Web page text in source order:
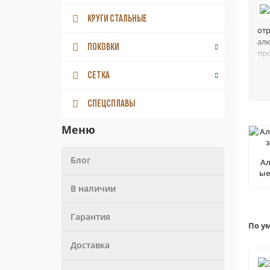
КРУГИ СТАЛЬНЫЕ
ПОКОВКИ
СЕТКА
СПЕЦСПЛАВЫ
Меню
Блог
В наличии
Гарантия
Доставка
По